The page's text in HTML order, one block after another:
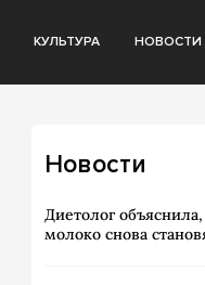
КУЛЬТУРА НОВОСТИ
Новости
Диетолог
молоко снова